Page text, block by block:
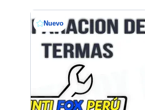
Nuevo